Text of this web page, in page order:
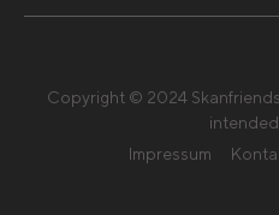
Copyright © 2024
Impressum